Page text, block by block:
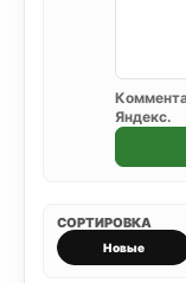
Яндекс.
СОРТИРОВКА
Новые